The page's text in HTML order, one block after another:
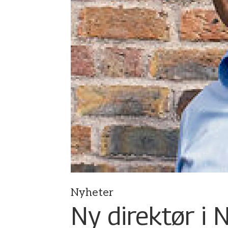
Nyheter
Ny direktør i